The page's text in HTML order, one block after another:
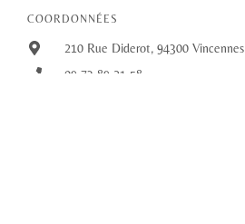
COORDONNÉES
210 Rue Diderot, 94300 Vincennes
09 73 89 21 58